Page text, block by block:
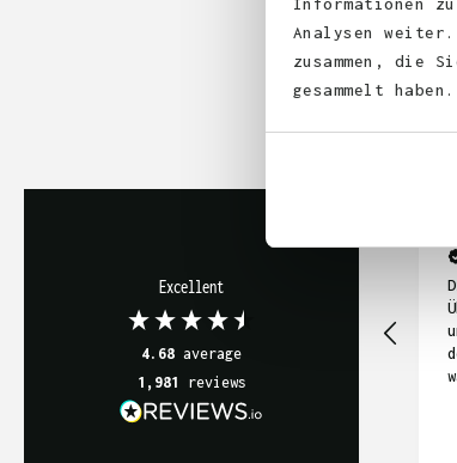
Analysen
zusammen, die
gesammelt haben.
Excellent
4.68 average
1,981 reviews